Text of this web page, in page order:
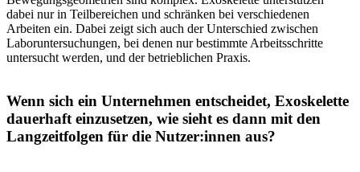
dabei nur in Teilbereichen und schränken bei verschiedenen
Arbeiten ein. Dabei zeigt sich auch der Unterschied zwischen
Laboruntersuchungen, bei denen nur bestimmte Arbeitsschritte
untersucht werden, und der betrieblichen Praxis.
Wenn sich ein Unternehmen entscheidet, Exoskelette
dauerhaft einzusetzen, wie sieht es dann mit den
Langzeitfolgen für die Nutzer:innen aus?